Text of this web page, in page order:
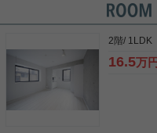
2階/ 1LDK
16.5万円